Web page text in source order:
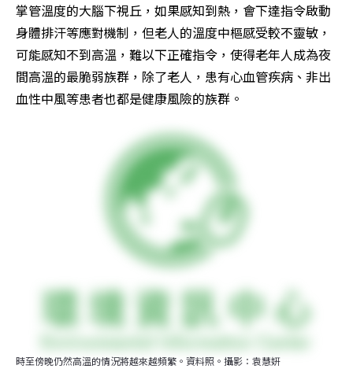
掌管溫度的大腦下視丘，如果感知到熱，會下達指令啟動
身體排汗等應對機制，但老人的溫度中樞感受較不靈敏，
可能感知不到高溫，難以下正確指令，使得老年人成為夜
間高溫的最脆弱族群，除了老人，患有心血管疾病、非出
血性中風等患者也都是健康風險的族群。
時至傍晚仍然高溫的情況將越來越頻繁。資料照。攝影：袁慧姸